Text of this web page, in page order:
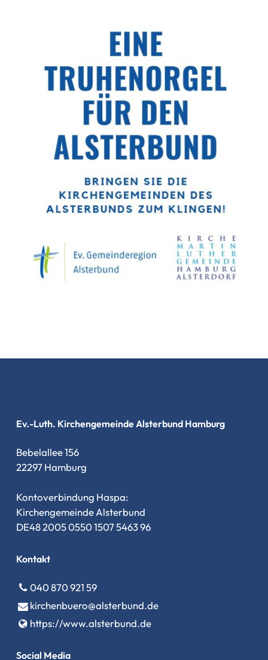
Ev.-Luth. Kirchengemeinde Alsterbund Hamburg
Bebelallee 156
22297 Hamburg
Kontoverbindung Haspa:
Kirchengemeinde Alsterbund
DE48 2005 0550 1507 5463 96
Kontakt
040 870 921 59
kirchenbuero@​alsterbund.​de
https://www.​alsterbund.​de
Social Media